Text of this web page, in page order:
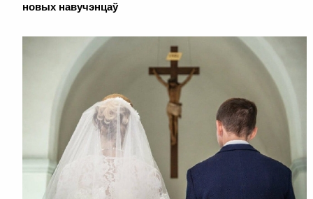
новых навучэнцаў